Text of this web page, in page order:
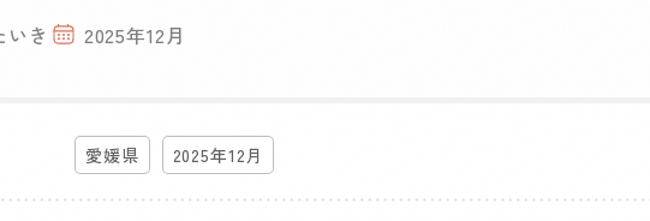
き 2025年12月
愛媛県 2025年12月